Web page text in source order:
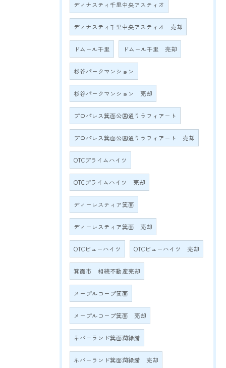
ディナスティ千里中央アスティオ
ディナスティ千里中央アスティオ 売却
ドムール千里 ドムール千里 売却
杉谷パークマンション
杉谷パークマンション 売却
プロパレス箕面公園通りラフィアート
プロパレス箕面公園通りラフィアート 売却
OTCプライムハイツ
OTCプライムハイツ 売却
ディーレスティア箕面
ディーレスティア箕面 売却
OTCビューハイツ OTCビューハイツ 売却
箕面市 相続不動産売却
メープルコープ箕面
メープルコープ箕面 売却
ネバーランド箕面潤緑館
ネバーランド箕面潤緑館 売却